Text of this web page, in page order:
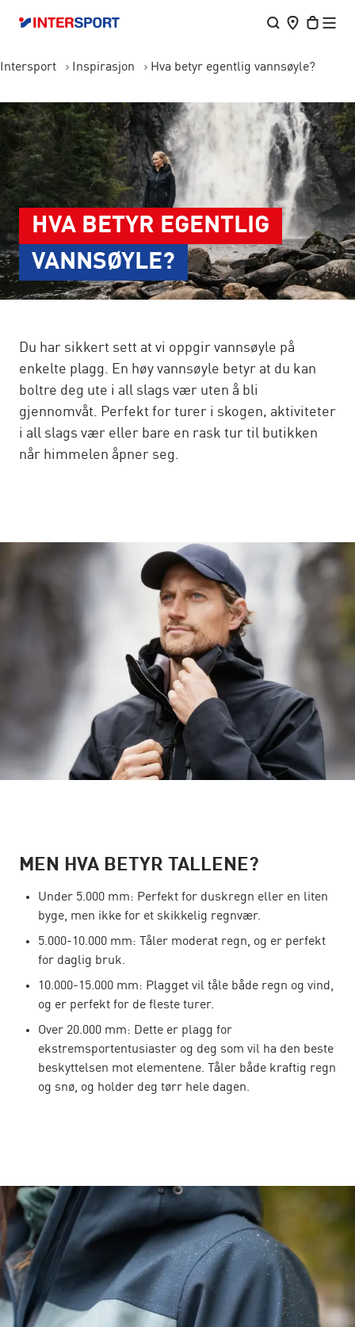
Intersport Inspirasjon Hva betyr egentlig vannsøyle?
HVA BETYR EGENTLIG
VANNSØYLE?
Du har sikkert sett at vi oppgir vannsøyle på
enkelte plagg. En høy vannsøyle betyr at du kan
boltre deg ute i all slags vær uten å bli
gjennomvåt. Perfekt for turer i skogen, aktiviteter
i all slags vær eller bare en rask tur til butikken
når himmelen åpner seg.
MEN HVA BETYR TALLENE?
Under 5.000 mm: Perfekt for duskregn eller en liten
byge, men ikke for et skikkelig regnvær.
5.000-10.000 mm: Tåler moderat regn, og er perfekt
for daglig bruk.
10.000-15.000 mm: Plagget vil tåle både regn og vind,
og er perfekt for de fleste turer.
Over 20.000 mm: Dette er plagg for
ekstremsportentusiaster og deg som vil ha den beste
beskyttelsen mot elementene. Tåler både kraftig regn
og snø, og holder deg tørr hele dagen.